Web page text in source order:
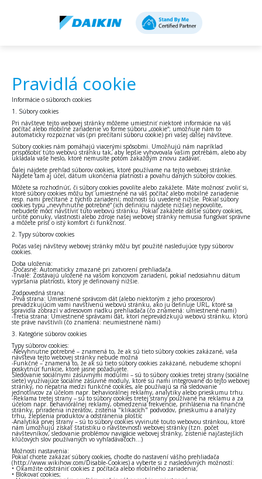
Pravidlá cookie
Informácie o súboroch cookies
1. Súbory cookies
Pri návšteve tejto webovej stránky môžeme umiestniť niektoré informácie na váš
počítač alebo mobilné zariadenie vo forme súboru „cookie“; umožňuje nám to
automaticky rozpoznať vás (pri prečítaní súboru cookie) pri vašej ďalšej návšteve.
Súbory cookies nám pomáhajú viacerými spôsobmi. Umožňujú nám napríklad
prispôsobiť túto webovú stránku tak, aby lepšie vyhovovala vašim potrebám, alebo aby
ukladala vaše heslo, ktoré nemusíte potom zakaždým znovu zadávať.
Ďalej nájdete prehľad súborov cookies, ktoré používame na tejto webovej stránke.
Nájdete tam aj účel, dátum ukončenia platnosti a povahu daných súborov cookies.
Môžete sa rozhodnúť, či súbory cookies povolíte alebo zakážete. Máte možnosť zvoliť si,
ktoré súbory cookies môžu byť umiestnené na váš počítač alebo mobilné zariadenie
resp. nami prečítané z týchto zariadení; možnosti sú uvedené nižšie. Pokiaľ súbory
cookies typu „nevyhnutne potrebné“ (ich definíciu nájdete nižšie) nepovolíte,
nebudete môcť navštíviť túto webovú stránku. Pokiaľ zakážete ďalšie súbory cookies,
určité ponuky, vlastnosti alebo zdroje našej webovej stránky nemusia fungovať správne
a môžete prísť o istý komfort či funkčnosť.
2. Typy súborov cookies
Počas vašej návštevy webovej stránky môžu byť použité nasledujúce typy súborov
cookies.
Doba uloženia:
-Dočasné: Automaticky zmazané pri zatvorení prehliadača.
-Trvalé: Zostávajú uložené na vašom koncovom zariadení, pokiaľ nedosiahnu dátum
vypršania platnosti, ktorý je definovaný nižšie.
Zodpovedná strana:
-Prvá strana: Umiestnené správcom dát (alebo niektorým z jeho procesorov)
prevádzkujúcim vami navštívenú webovú stránku, ako ju definuje URL, ktoré sa
spravidla zobrazí v adresovom riadku prehliadača (čo znamená: umiestnené nami)
-Tretia strana: Umiestnené správcami dát, ktorí neprevádzkujú webovú stránku, ktorú
ste práve navštívili (čo znamená: neumiestnené nami)
3. Kategórie súborov cookies
Typy súborov cookies:
-Nevyhnutne potrebné – znamená to, že ak sú tieto súbory cookies zakázané, vaša
návšteva tejto webovej stránky nebude možná
-Funkčné – znamená to, že ak sú tieto súbory cookies zakázané, nebudeme schopní
poskytnúť funkcie, ktoré jasne požadujete.
Sledovanie sociálnymi zásuvnými modulmi – sú to súbory cookies tretej strany (sociálne
siete) využívajúce sociálne zásuvné moduly, ktoré sú nami integrované do tejto webovej
stránky, no nepatria medzi funkčné cookies, ale používajú sa na sledovanie
jednotlivcov za účelom napr. behaviorálnej reklamy, analytiky alebo prieskumu trhu.
-Reklama tretej strany – sú to súbory cookies tretej strany používané na reklamu a za
účelom napr. behaviorálnej reklamy, obmedzenia frekvencie, prihlásenia na finančné
stránky, priradenia inzerátov, zistenia "klikacích" podvodov, prieskumu a analýzy
trhu, zlepšenia produktov a odstránenia ploštíc
-Analytika prvej strany – sú to súbory cookies vyvinuté touto webovou stránkou, ktoré
nám umožňujú získať štatistiku o návštevnosti webovej stránky (tzn. počet
návštevníkov, sledovanie problémov navigácie webovej stránky, zistenie najčastejších
kľúčových slov používaných vo vyhľadávačoch…)
Možnosti nastavenia:
Pokiaľ chcete zakázať súbory cookies, choďte do nastavení vášho prehliadača
(http://www.wikihow.com/Disable-Cookies) a vyberte si z nasledovných možností:
• Okamžite odstrániť cookies z počítača alebo mobilného zariadenia;
• Blokovať cookies;